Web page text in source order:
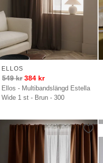
Ellos - Multibandslängd Estella
Wide 1 st - Brun - 300
ELLOS
549kr 384 kr